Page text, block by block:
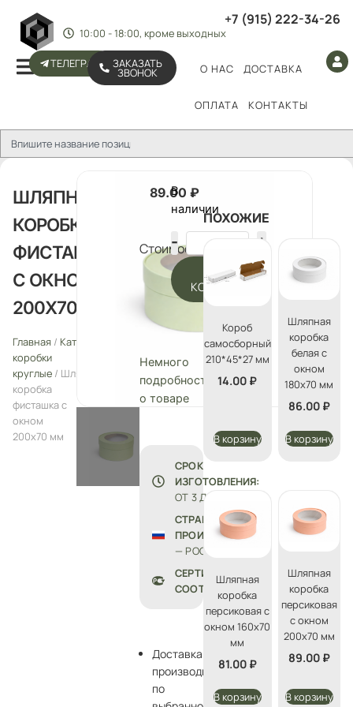
+7 (915) 222-34-26
10:00 - 18:00, кроме выходных
ТЕЛЕГРАМ ЗАКАЗАТЬ
ЗВОНОК О НАС ДОСТАВКА
ОПЛАТА КОНТАКТЫ
ШЛЯПНАЯ
КОРОБКА
ФИСТАШКА
С ОКНОМ
200Х70 ММ
Главная / Каталог
коробки
круглые / Шляпная
коробка
фисташка с
окном
200х70 мм
Стоимость:
89.00 ₽
В
наличии
КОРЗИНУ
Немного
подробностей
о товаре
СРОК
ИЗГОТОВЛЕНИЯ:
ОТ 3 ДО 5 ДНЕЙ
СТРАНА
ПРОИЗВОДСТВА
— РОССИЯ
СЕРТИФИКАТЫ
СООТВЕТСТВИЯ
Доставка
производится
по
ПОХОЖИЕ
Короб
самосборный
210*45*27 мм
14.00 ₽
В корзину
Шляпная
коробка
белая с
окном
180х70 мм
86.00 ₽
В корзину
Шляпная
коробка
персиковая с
окном 160х70
мм
81.00 ₽
В корзину
Шляпная
коробка
персиковая
с окном
200х70 мм
89.00 ₽
В корзину